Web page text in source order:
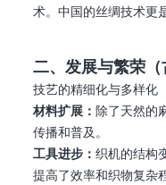
术。中国的丝绸技术更
二、发展与繁荣（
技艺的精细化与多样化
材料扩展：除了天然的
传播和普及。
工具进步：织机的结构
提高了效率和织物复杂